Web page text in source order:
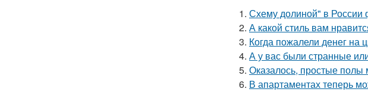
1. Схему долиной" в России
2. А какой стиль вам
3. Когда пожалели денег на
4. А у вас были странные
5. Оказалось, простые
6. В апартаментах теперь